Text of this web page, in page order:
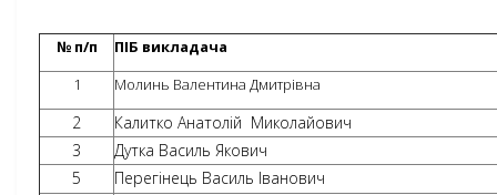
№ п/п
ПІБ викладача
1
Молинь Валентина Дмитрівна
2
Калитко Анатолій Миколайович
3
Дутка Василь Якович
5
Перегінець Василь Іванович